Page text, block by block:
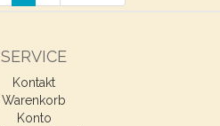
SERVICE
Kontakt
Warenkorb
Konto